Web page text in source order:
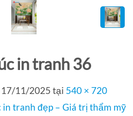
in tranh 36
17/11/2025 tại 540 × 720
tranh đẹp – Giá trị thẩm mỹ